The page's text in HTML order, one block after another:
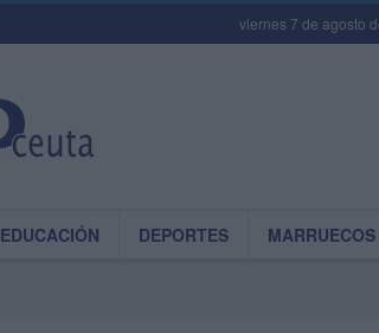
viernes 7 de agosto
EDUCACIÓN DEPORTES MARRUECOS